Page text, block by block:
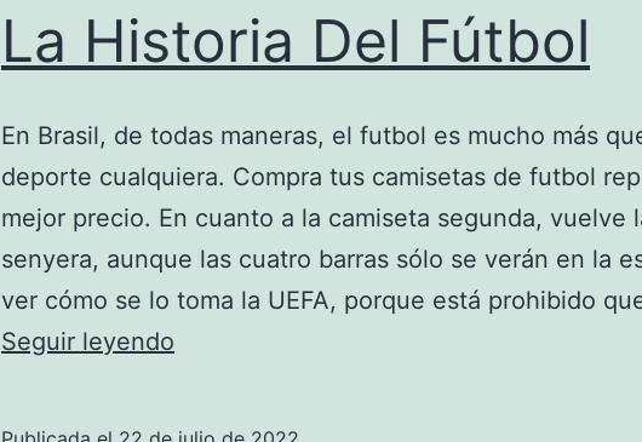
La Historia Del Fútbol
En Brasil, de todas maneras, el futbol es mucho más
deporte cualquiera. Compra tus camisetas de futbol
mejor precio. En cuanto a la camiseta segunda, vuelve
senyera, aunque las cuatro barras sólo se verán en la
ver cómo se lo toma la UEFA, porque está prohibido
Seguir leyendo